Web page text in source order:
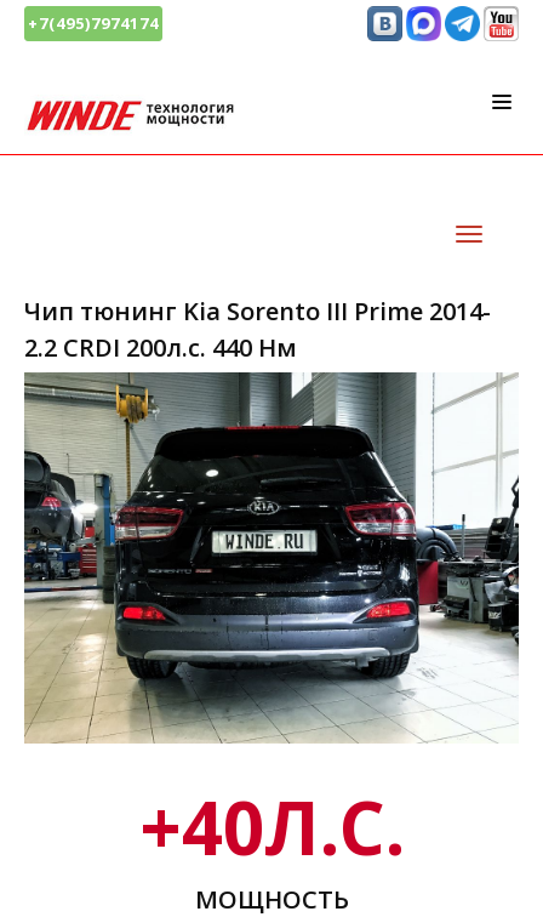
+7(495)7974174
Чип тюнинг Kia Sorento III Prime 2014-
2.2 CRDI 200л.с. 440 Нм
+40Л.С.
МОЩНОСТЬ